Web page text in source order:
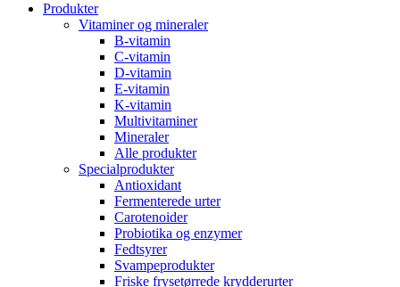
Produkter
Vitaminer og mineraler
B-vitamin
C-vitamin
D-vitamin
E-vitamin
K-vitamin
Multivitaminer
Mineraler
Alle produkter
Specialprodukter
Antioxidant
Fermenterede urter
Carotenoider
Probiotika og enzymer
Fedtsyrer
Svampeprodukter
Friske frysetørrede krydderurter